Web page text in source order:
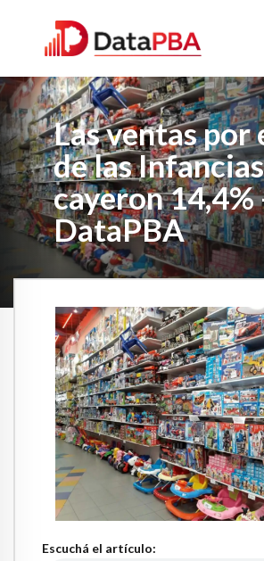
Las ventas por
de las Infancias
cayeron 14,4%
DataPBA
Escuchá el artículo: